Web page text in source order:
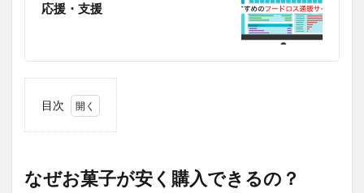
応援・支援
目次
子が
安く
なぜお菓子が安く購入できるの？